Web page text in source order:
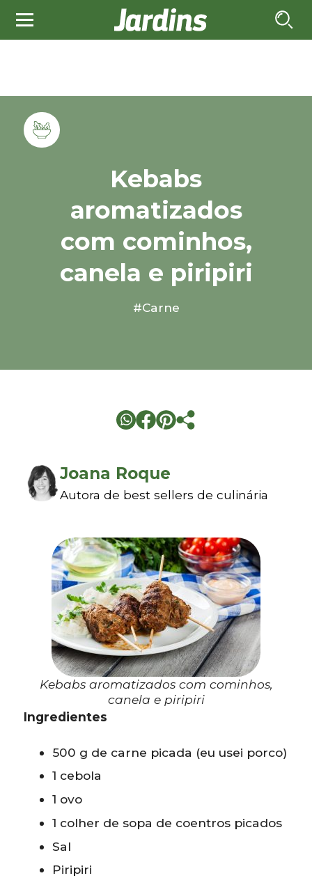
Kebabs
aromatizados
com cominhos,
canela e piripiri
#Carne
Joana Roque
Autora de best sellers de culinária
Kebabs aromatizados com cominhos,
canela e piripiri
Ingredientes
500 g de carne picada (eu usei porco)
1 cebola
1 ovo
1 colher de sopa de coentros picados
Sal
Piripiri